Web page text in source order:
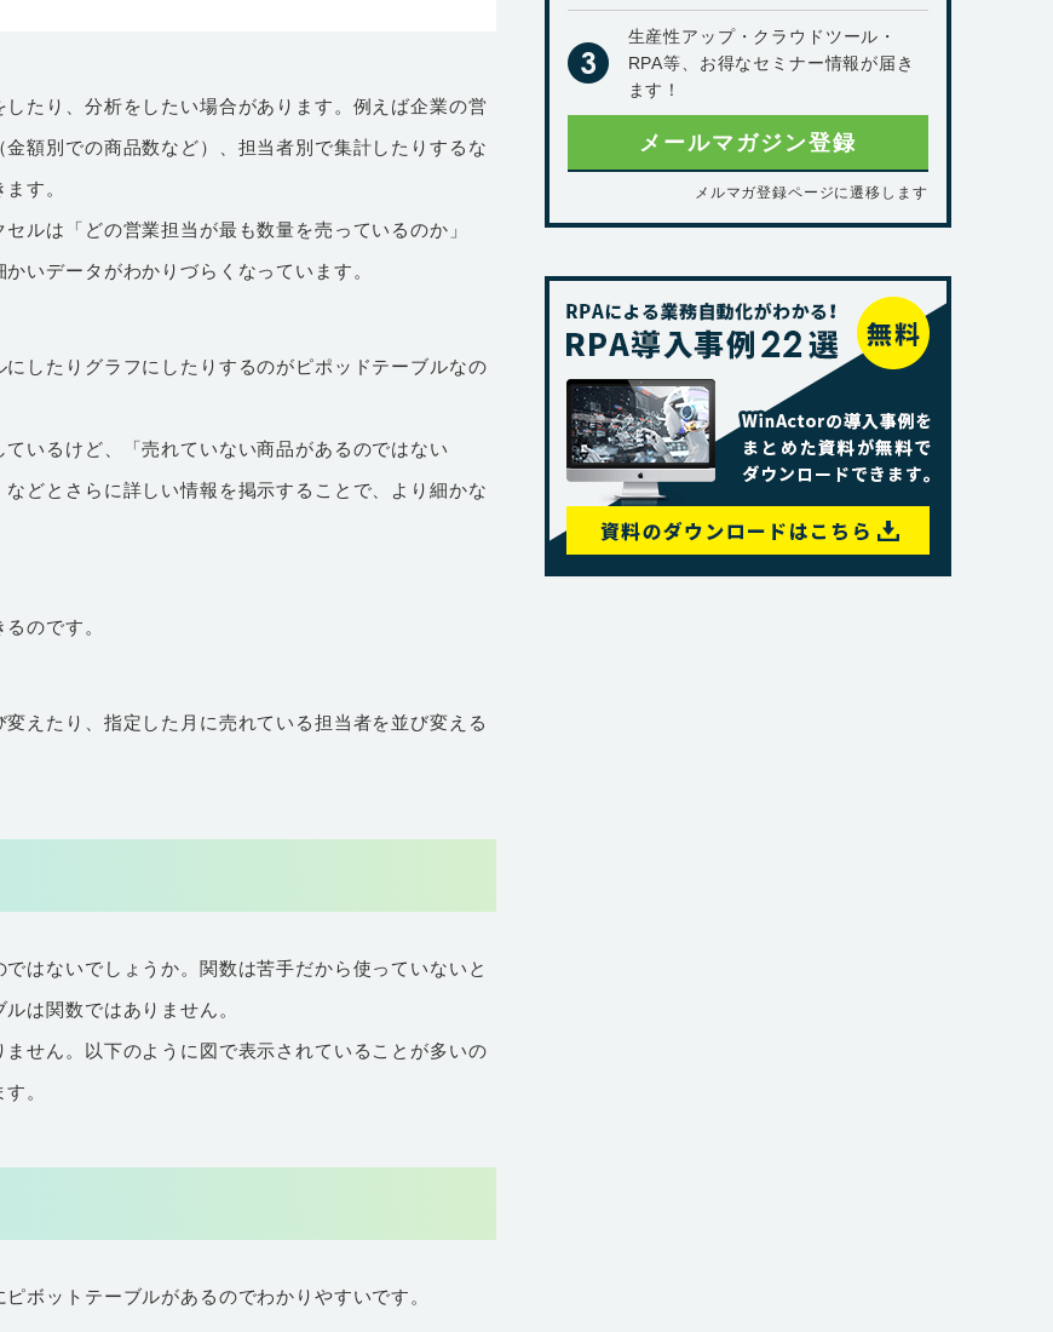
たり、分析をしたい場合があります。例えば企業の営
額別での商品数など）、担当者別で集計したりするな
す。
ルは「どの営業担当が最も数量を売っているのか」
いデータがわかりづらくなっています。
したりグラフにしたりするのがピポッドテーブルなの
いるけど、「売れていない商品があるのではない
どとさらに詳しい情報を掲示することで、より細かな
のです。
えたり、指定した月に売れている担当者を並び変える
はないでしょうか。関数は苦手だから使っていないと
は関数ではありません。
せん。以下のように図で表示されていることが多いの
。
ボットテーブルがあるのでわかりやすいです。
生産性アップ・クラウドツール・
RPA等、お得なセミナー情報が届き
ます！
メールマガジン登録
メルマガ登録ページに遷移します